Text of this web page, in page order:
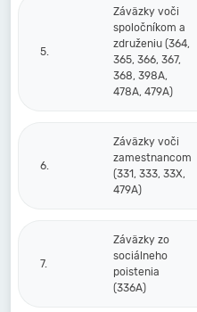
5.
Záväzky voči
spoločníkom a
združeniu (364,
365, 366, 367,
368, 398A,
478A, 479A)
6.
Záväzky voči
zamestnancom
(331, 333, 33X,
479A)
7.
Záväzky zo
sociálneho
poistenia
(336A)